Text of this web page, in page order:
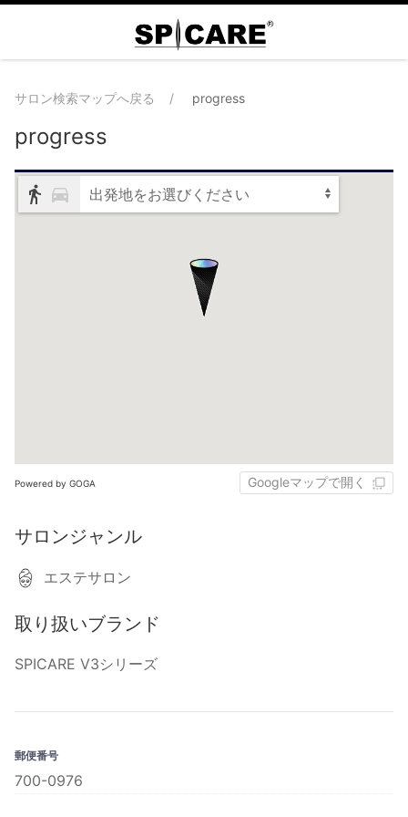
サロン検索マップへ戻る progress
progress
出発地をお選びください
Powered by GOGA Googleマップで開く
サロンジャンル
エステサロン
取り扱いブランド
SPICARE V3シリーズ
郵便番号
700-0976